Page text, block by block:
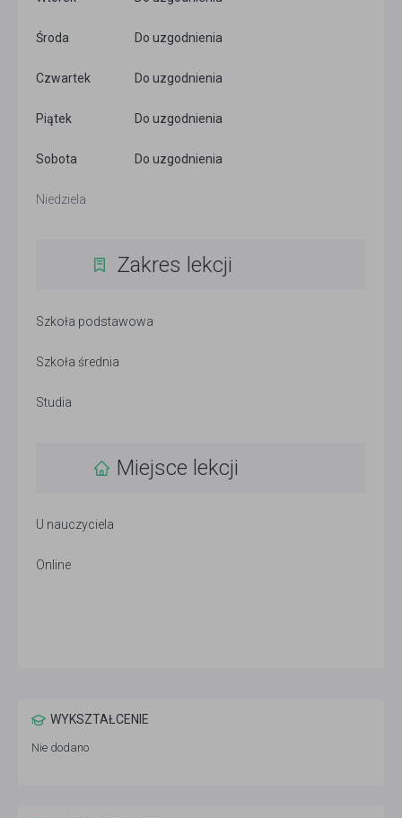
Środa Do uzgodnienia
Czwartek Do uzgodnienia
Piątek Do uzgodnienia
Sobota Do uzgodnienia
Niedziela
Zakres lekcji
Szkoła podstawowa
Szkoła średnia
Studia
Miejsce lekcji
U nauczyciela
Online
WYKSZTAŁCENIE
Nie dodano